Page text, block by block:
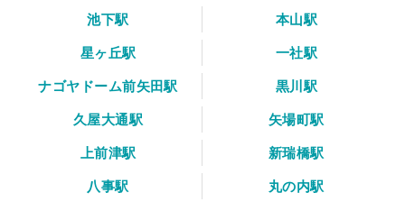
池下駅
本山駅
星ヶ丘駅
一社駅
ナゴヤドーム前矢田駅
黒川駅
久屋大通駅
矢場町駅
上前津駅
新瑞橋駅
八事駅
丸の内駅